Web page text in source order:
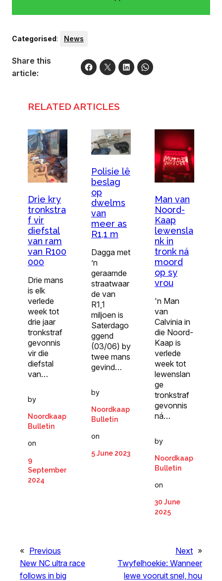
Categorised: News
Share this
article:
RELATED ARTICLES
Drie kry
tronkstra
f vir
diefstal
van ram
van R100
000
Drie mans
is elk
verlede
week tot
drie jaar
tronkstraf
gevonnis
vir die
diefstal
van…
by
Noordkaap
Bulletin
on
9
September
2024
Polisie lê
beslag
op
dwelms
van
meer as
R1,1 m
Dagga met
’n
geraamde
straatwaar
de van
R1,1
miljoen is
Saterdago
ggend
(03/06) by
twee mans
gevind…
by
Noordkaap
Bulletin
on
5 June 2023
Man van
Noord-
Kaap
lewensla
nk in
tronk ná
moord
op sy
vrou
'n Man
van
Calvinia in
die Noord-
Kaap is
verlede
week tot
lewenslan
ge
tronkstraf
gevonnis
ná…
by
Noordkaap
Bulletin
on
30 June
2025
« Previous
New NC ultra race
follows in big
Next »
Twyfelhoekie: Wanneer
lewe vooruit snel, hou